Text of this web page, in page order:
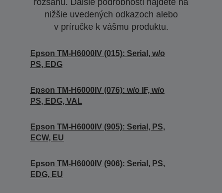
rozsahu. Ďalšie podrobnosti nájdete na
nižšie uvedených odkazoch alebo
v príručke k vášmu produktu.
Epson TM-H6000IV (015): Serial, w/o
PS, EDG
Epson TM-H6000IV (076): w/o IF, w/o
PS, EDG, VAL
Epson TM-H6000IV (905): Serial, PS,
ECW, EU
Epson TM-H6000IV (906): Serial, PS,
EDG, EU